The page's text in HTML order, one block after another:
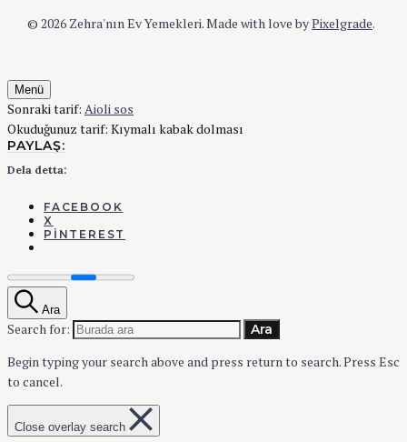
© 2026 Zehra'nın Ev Yemekleri.Made with love byPixelgrade.
Menü
Sonraki tarif: Aioli sos
Okuduğunuz tarif: Kıymalı kabak dolması
PAYLAŞ:
Dela detta:
FACEBOOK
X
PINTEREST
Ara
Search for: Ara
Begin typing your search above and press return to search.Press Esc
to cancel.
Close overlay search